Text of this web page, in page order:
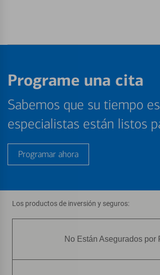
Programe una cita
Sabemos que su tiempo
especialistas están listos
Programar ahora
Los productos de inversión y seguros:
No Están Asegurados por